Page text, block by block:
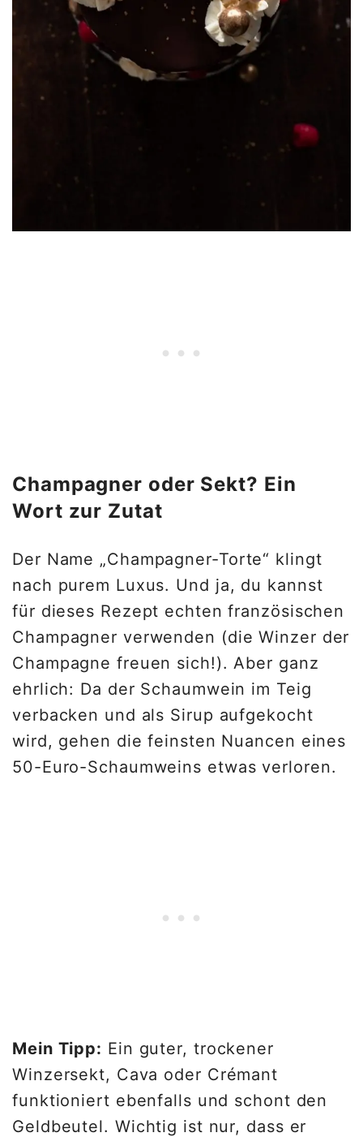
Champagner oder Sekt? Ein
Wort zur Zutat
Der Name „Champagner-Torte“ klingt
nach purem Luxus. Und ja, du kannst
für dieses Rezept echten französischen
Champagner verwenden (die Winzer der
Champagne freuen sich!). Aber ganz
ehrlich: Da der Schaumwein im Teig
verbacken und als Sirup aufgekocht
wird, gehen die feinsten Nuancen eines
50-Euro-Schaumweins etwas verloren.
Mein Tipp: Ein guter, trockener
Winzersekt, Cava oder Crémant
funktioniert ebenfalls und schont den
Geldbeutel. Wichtig ist nur, dass er